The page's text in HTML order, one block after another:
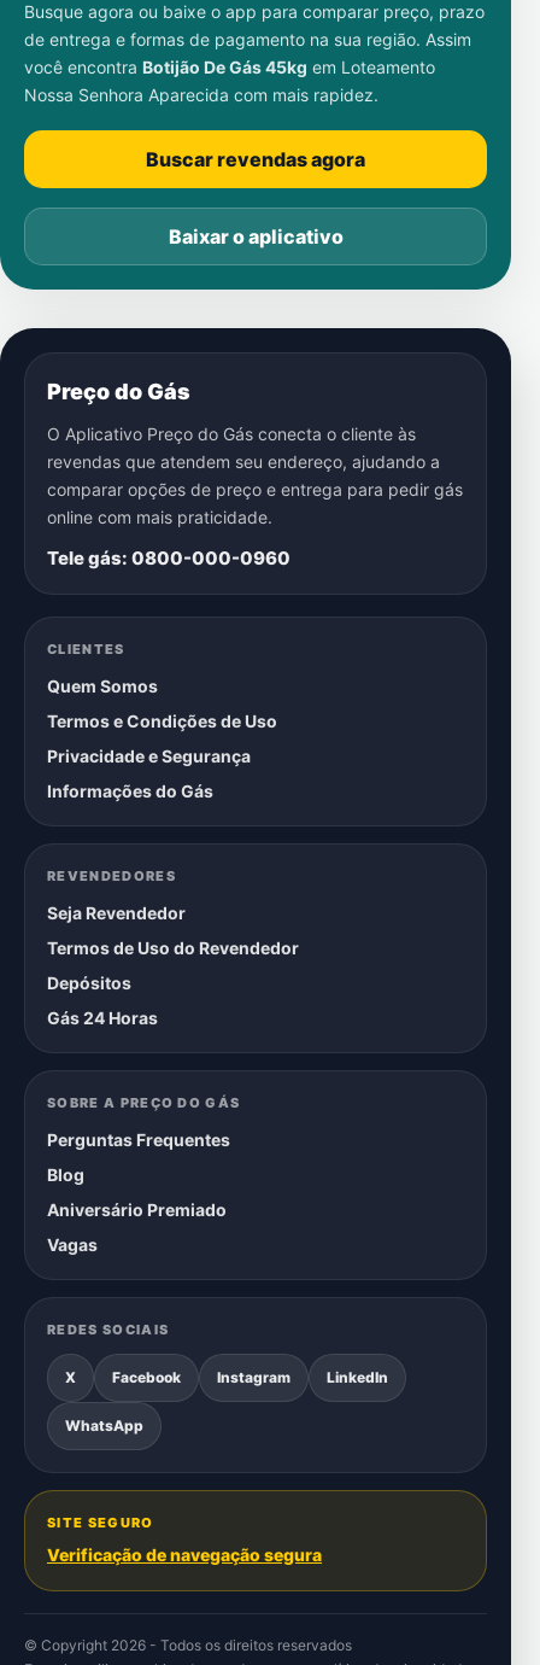
Busque agora ou baixe o app para comparar preço, prazo
de entrega e formas de pagamento na sua região. Assim
você encontra Botijão De Gás 45kg em Loteamento
Nossa Senhora Aparecida com mais rapidez.
Buscar revendas agora
Baixar o aplicativo
Preço do Gás
O Aplicativo Preço do Gás conecta o cliente às
revendas que atendem seu endereço, ajudando a
comparar opções de preço e entrega para pedir gás
online com mais praticidade.
Tele gás: 0800-000-0960
CLIENTES
Quem Somos
Termos e Condições de Uso
Privacidade e Segurança
Informações do Gás
REVENDEDORES
Seja Revendedor
Termos de Uso do Revendedor
Depósitos
Gás 24 Horas
SOBRE A PREÇO DO GÁS
Perguntas Frequentes
Blog
Aniversário Premiado
Vagas
REDES SOCIAIS
X Facebook Instagram LinkedIn
WhatsApp
SITE SEGURO
Verificação de navegação segura
© Copyright 2026 - Todos os direitos reservados